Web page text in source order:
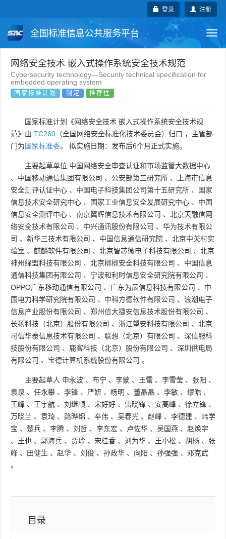
注册
登录
全国标准信息公共服务平台
国家标准 行业标准 地方标准
团体标准 企业标准
网络安全技术 嵌入式操作系统安全技术规范
Cybersecurity technology—Security technical specification for
embedded operating system
国家标准计划 制定 推荐性
国家标准计划《网络安全技术 嵌入式操作系统安全技术规
范》由 TC260 （全国网络安全标准化技术委员会）归口 ，主管部
门为国家标准委。 拟实施日期：发布后6个月正式实施。
主要起草单位 中国网络安全审查认证和市场监管大数据中心
、 中国移动通信集团有限公司 、 公安部第三研究所 、
上海市信息
安全测评认证中心 、 中国电子科技集团公司第十五研究所 、
国家
信息技术安全研究中心 、 国家工业信息安全发展研究中心 、 中国
信息安全测评中心 、 南京翼辉信息技术有限公司 、 北京天融信网
络安全技术有限公司 、 中兴通讯股份有限公司 、 华为技术有限公
司 、 新华三技术有限公司 、 中国信息通信研究院 、 北京中关村实
验室 、 麒麟软件有限公司 、 北京智芯微电子科技有限公司 、 北京
神州绿盟科技有限公司 、 北京梆梆安全科技有限公司 、 中国信息
通信科技集团有限公司 、 宁波和利时信息安全研究院有限公司 、
OPPO广东移动通信有限公司 、 广东为辰信息科技有限公司 、 中
国电力科学研究院有限公司 、 中科方德软件有限公司 、 浪潮电子
信息产业股份有限公司 、 郑州信大捷安信息技术股份有限公司 、
长扬科技（北京）股份有限公司 、 浙江望安科技有限公司 、 北京
可信华泰信息技术有限公司 、 联想（北京）有限公司 、 深信服科
技股份有限公司 、 鹿客科技（北京）股份有限公司 、 深圳供电局
有限公司 、 宝德计算机系统股份有限公司 。
主要起草人 申永波 、 布宁 、 李蒙 、 王雷 、 李雪莹 、 张阳 、
袁泉 、 任永攀 、 李锋 、 严妍 、 杨明 、 董晶晶 、 李敏 、 缪皓 、
王峰 、 王宇航 、 刘继顺 、 宋好好 、 雷晓锋 、 安高峰 、 徐立锋 、
万晓兰 、 袁琦 、 路晔绵 、 辛伟 、 吴春光 、 赵峰 、 李德建 、 韩学
宝 、 楚兵 、 李腾 、 刘哲 、 李东宏 、 卢佐华 、 吴国燕 、 赵焕宇
、 王也 、 郭海兵 、 贾玲 、 宋桂香 、 刘为华 、 王小松 、 胡杨 、 张
峰 、 田健生 、 赵华 、 刘俊 、 孙政华 、 向阳 、 孙强强 、 邓克武
。
目录